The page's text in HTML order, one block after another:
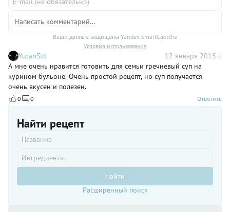
Ваши данные защищены Yandex SmartCaptcha
Условия использования
YuranSid
12 января 2015 г.
А мне очень нравится готовить для семьи гречневый суп на
курином бульоне. Очень простой рецепт, но суп получается
очень вкусен и полезен.
0 0 Ответить
Найти рецепт
Найти
Расширенный поиск